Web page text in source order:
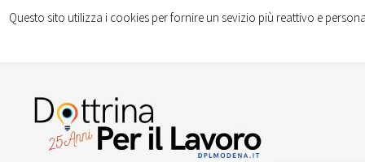
Questo sito utilizza i cookies per fornire un sevizio più reattivo e